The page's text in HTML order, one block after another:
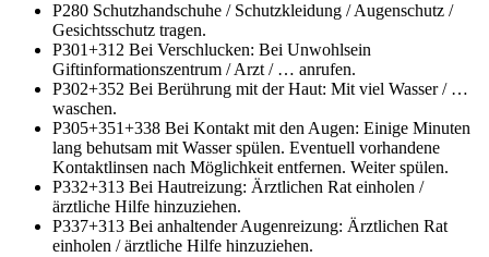
P280 Schutzhandschuhe / Schutzkleidung / Augenschutz /
Gesichtsschutz tragen.
P301+312 Bei Verschlucken: Bei Unwohlsein
Giftinformationszentrum / Arzt / … anrufen.
P302+352 Bei Berührung mit der Haut: Mit viel Wasser / …
waschen.
P305+351+338 Bei Kontakt mit den Augen: Einige Minuten
lang behutsam mit Wasser spülen. Eventuell vorhandene
Kontaktlinsen nach Möglichkeit entfernen. Weiter spülen.
P332+313 Bei Hautreizung: Ärztlichen Rat einholen /
ärztliche Hilfe hinzuziehen.
P337+313 Bei anhaltender Augenreizung: Ärztlichen Rat
einholen / ärztliche Hilfe hinzuziehen.